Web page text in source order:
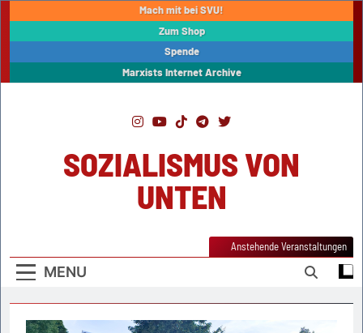
Mach mit bei SVU!
Zum Shop
Spende
Marxists Internet Archive
SOZIALISMUS VON
UNTEN
MENU
Anstehende Veranstaltungen